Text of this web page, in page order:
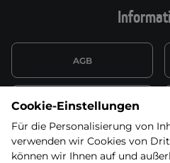
AGB
Datenschutzerklärung
Wiederufsbelehrung mit Link
zum Formular
Cookie-Einstellungen
Für die Personalisierung von
verwenden wir Cookies von
können wir Ihnen auf und